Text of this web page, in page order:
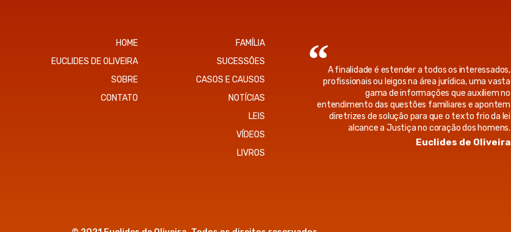
HOME
EUCLIDES DE OLIVEIRA
SOBRE
CONTATO
FAMÍLIA
SUCESSÕES
CASOS E CAUSOS
NOTÍCIAS
LEIS
VÍDEOS
LIVROS
A finalidade é estender a todos os interessados,
profissionais ou leigos na área jurídica, uma vasta
gama de informações que auxiliem no
entendimento das questões familiares e apontem
diretrizes de solução para que o texto frio da lei
alcance a Justiça no coração dos homens.
Euclides de Oliveira